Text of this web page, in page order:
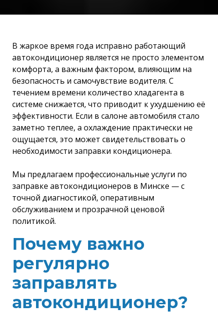
В жаркое время года исправно работающий
автокондиционер является не просто элементом
комфорта, а важным фактором, влияющим на
безопасность и самочувствие водителя. С
течением времени количество хладагента в
системе снижается, что приводит к ухудшению её
эффективности. Если в салоне автомобиля стало
заметно теплее, а охлаждение практически не
ощущается, это может свидетельствовать о
необходимости заправки кондиционера.
Мы предлагаем профессиональные услуги по
заправке автокондиционеров в Минске — с
точной диагностикой, оперативным
обслуживанием и прозрачной ценовой
политикой.
Почему важно
регулярно
заправлять
автокондиционер?